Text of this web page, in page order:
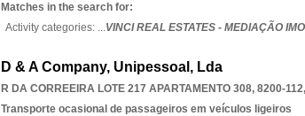
Matches in the search for:
Activity categories: ...VINCI REAL ESTATES - MEDIAÇÃO
D & A Company, Unipessoal, Lda
R DA CORREEIRA LOTE 217 APARTAMENTO 308, 8200-112,
Transporte ocasional de passageiros em veículos ligeiros